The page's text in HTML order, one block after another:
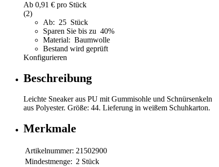
Ab 0,91 € pro Stück
(2)
Ab: 25 Stück
Sparen Sie bis zu 40%
Material: Baumwolle
Bestand wird geprüft
Konfigurieren
Beschreibung
Leichte Sneaker aus PU mit Gummisohle und Schnürsenkeln
aus Polyester. Größe: 44. Lieferung in weißem Schuhkarton.
Merkmale
Artikelnummer: 21502900
Mindestmenge: 2 Stück